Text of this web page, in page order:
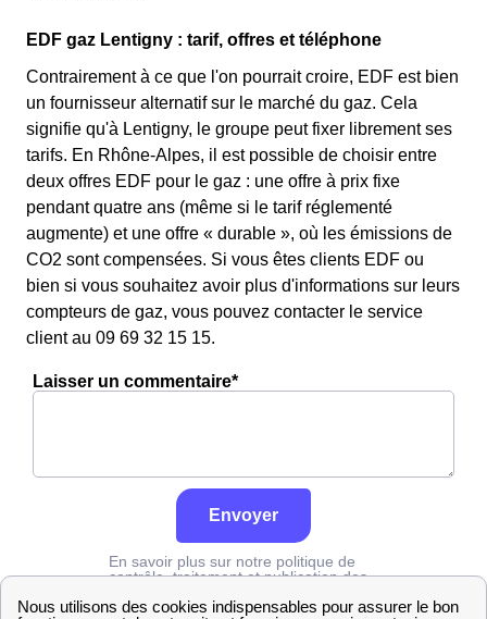
EDF gaz Lentigny : tarif, offres et téléphone
Contrairement à ce que l'on pourrait croire, EDF est bien
un fournisseur alternatif sur le marché du gaz. Cela
signifie qu'à Lentigny, le groupe peut fixer librement ses
tarifs. En Rhône-Alpes, il est possible de choisir entre
deux offres EDF pour le gaz : une offre à prix fixe
pendant quatre ans (même si le tarif réglementé
augmente) et une offre « durable », où les émissions de
CO2 sont compensées. Si vous êtes clients EDF ou
bien si vous souhaitez avoir plus d'informations sur leurs
compteurs de gaz, vous pouvez contacter le service
client au 09 69 32 15 15.
Laisser un commentaire*
Envoyer
En savoir plus sur notre politique de
contrôle, traitement et publication des